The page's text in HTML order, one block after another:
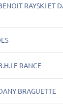
RAYSKI ET
RANCE
BRAGUETTE